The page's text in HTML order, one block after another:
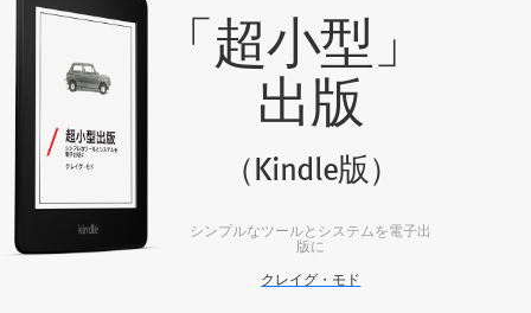
「超小型」
出版
（Kindle版）
シンプルなツールとシステムを電子出
版に
クレイグ・モド